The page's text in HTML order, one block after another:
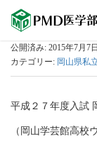
公開済み: 2015年7月7日
カテゴリー: 岡山県私
平成２７年度入試
（岡山学芸館高校